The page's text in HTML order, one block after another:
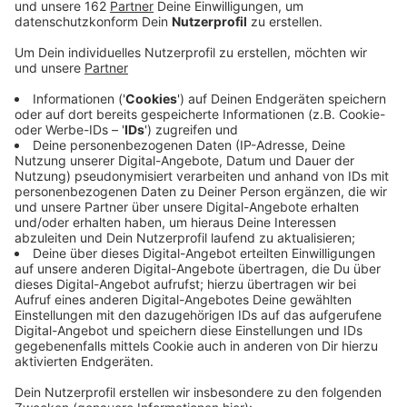
Anzeige
Die Polizei hat in Dinslaken gestern eine Großaktion
gegen Rocker durchgeführt. Insgesamt etwa 220
Personen und rund 75 Autos wurden kontrolliert - an
mehreren Kontrollstellen. Dabei wurden ein
Einhandmesser, ein Teleskopschlagstock, zwei
Patronen und Betäubungsmittel sichergestellt. Die
Tatverdächtigen erwartet jetzt ein Strafverfahren. Ein
Fahrer stand unter Alkohol- bzw. Drogeneinfluss, auch
ihn erwartet ein Strafverfahren. Hintergrund der
Kontrollen war eine öffentliche Veranstaltung eines
Rockerclubs, zu der viele Rocker anreisten. Die Polizei
möchte verhindern, dass sich rechtsfreie Räume bilden
und zeigte daher bei der Anreise eine starke Präsenz.
So sollen kriminelle Strukturen im Rockermilieu